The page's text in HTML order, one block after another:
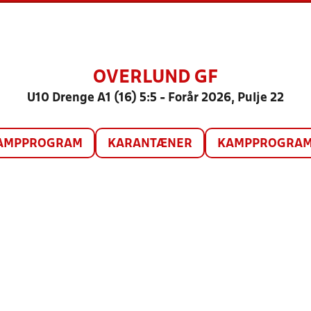
OVERLUND GF
U10 Drenge A1 (16) 5:5 - Forår 2026, Pulje 22
KARANTÆNER